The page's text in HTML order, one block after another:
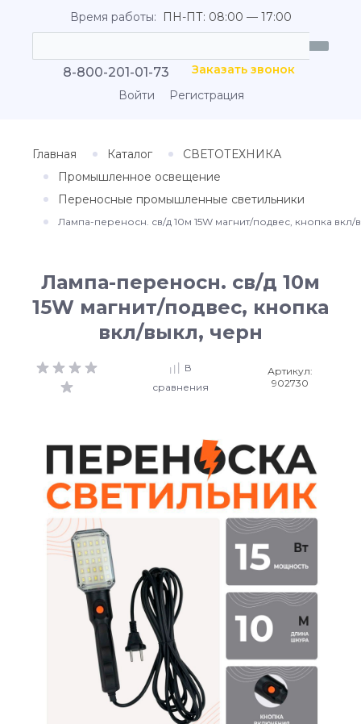
Время работы: ПН-ПТ: 08:00 — 17:00
8-800-201-01-73
Заказать звонок
Войти
Регистрация
Главная Каталог
СВЕТОТЕХНИКА
Промышленное освещение
Переносные промышленные светильники
Лампа-переносн. св/д 10м 15W магнит/подвес, кнопка вкл/
Лампа-переносн. св/д 10м
15W магнит/подвес, кнопка
вкл/выкл, черн
В
сравнения
Артикул:
902730